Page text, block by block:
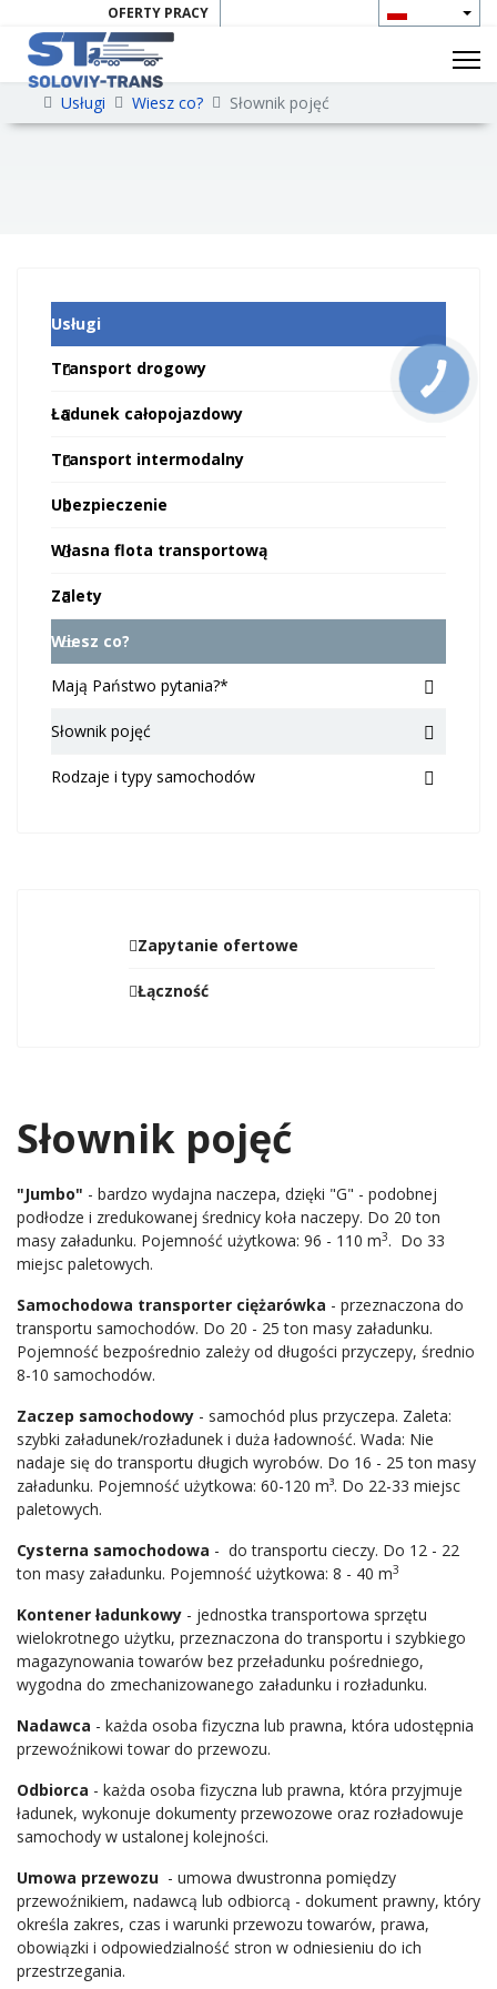
OFERTY PRACY
ŁĄCZNOŚĆ
Usługi Wiesz co? Słownik pojęć
Usługi
Transport drogowy
Ładunek całopojazdowy
Transport intermodalny
Ubezpieczenie
Własna flota transportową
Zalety
Wiesz co?
Mają Państwo pytania?*
Słownik pojęć
Rodzaje i typy samochodów
Zapytanie ofertowe
Łączność
Słownik pojęć
"Jumbo" - bardzo wydajna naczepa, dzięki "G" - podobnej
podłodze i zredukowanej średnicy koła naczepy. Do 20 ton
masy załadunku. Pojemność użytkowa: 96 - 110 m3. Do 33
miejsc paletowych.
Samochodowa transporter ciężarówka - przeznaczona do
transportu samochodów. Do 20 - 25 ton masy załadunku.
Pojemność bezpośrednio zależy od długości przyczepy, średnio
8-10 samochodów.
Zaczep samochodowy - samochód plus przyczepa. Zaleta:
szybki załadunek/rozładunek i duża ładowność. Wada: Nie
nadaje się do transportu długich wyrobów. Do 16 - 25 ton masy
załadunku. Pojemność użytkowa: 60-120 m³. Do 22-33 miejsc
paletowych.
Cysterna samochodowa - do transportu cieczy. Do 12 - 22
ton masy załadunku. Pojemność użytkowa: 8 - 40 m3
Kontener ładunkowy - jednostka transportowa sprzętu
wielokrotnego użytku, przeznaczona do transportu i szybkiego
magazynowania towarów bez przeładunku pośredniego,
wygodna do zmechanizowanego załadunku i rozładunku.
Nadawca - każda osoba fizyczna lub prawna, która udostępnia
przewoźnikowi towar do przewozu.
Odbiorca - każda osoba fizyczna lub prawna, która przyjmuje
ładunek, wykonuje dokumenty przewozowe oraz rozładowuje
samochody w ustalonej kolejności.
Umowa przewozu - umowa dwustronna pomiędzy
przewoźnikiem, nadawcą lub odbiorcą - dokument prawny, który
określa zakres, czas i warunki przewozu towarów, prawa,
obowiązki i odpowiedzialność stron w odniesieniu do ich
przestrzegania.